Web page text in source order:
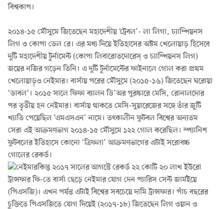
বিশ্বকাপ।
২০১৪-১৫ মৌসুমে জিতেছেন মহাদেশীয় ‘ট্রেবল’- লা লিগা, চ্যাম্পিয়নস
লিগ ও কোপা ডেল রে। এর মধ্য দিয়ে ইতিহাসের অষ্টম খেলোয়াড় হিসেবে
দুটি মহাদেশীয় টুর্নামেন্ট (কোপা লিবারোতদোরেস্ ও চ্যাম্পিয়নস লিগ)
জয়ের নজির গড়েন তিনি। এ দুটি টুর্নামেন্টের ফাইনালে গোল করা প্রথম
খেলোয়াড়্ও নেইমার। বার্সায় পরের মৌসুমে (২০১৫-১৬) জিতেছেন ঘরোয়া
‘ডাবল’। ২০১৫ সালে ফিফা ব্যালন ডি’অর পুরষ্কারে মেসি, রোনালদোর
পর তৃতীয় হন নেইমার। বার্সায় থাকতে মেসি-সুয়ারেজের সঙ্গে তাঁর জুটি
খ্যাতি পেয়েছিল ‘এমএসএন’ নামে। তৎকালীন ফুটবল বিশ্বের অন্যতম
সেরা এই আক্রমণভাগ ২০১৪-১৫ মৌসুমে ১২২ গোল করেছিল। স্প্যানিশ
ফুটবলের ইতিহাসে কোনো ‘ত্রিফলা’ আক্রমণভাগের এটাই সরোবচ্চ
গোলের রেকর্ড।
কিন্তু ২০১৭ সালের আগস্টে রেকর্ড ২২ কোটি ২০ লাখ ইউরো
ট্রান্সফার ফি-তে বার্সা ছেড়ে নেইমার যোগ দেন প্যারিস সেন্ট জার্মইয়ে
(পিএসজি)। এখন পর্যন্ত এটাই বিশ্বের সবচেয়ে দামি ট্রান্সফার। পাঁচ বছরের
চুক্তিতে পিএসজিতে যোগ দিয়েই (২০১৭-১৮) জিতেছেন লিগ ওয়ান ও